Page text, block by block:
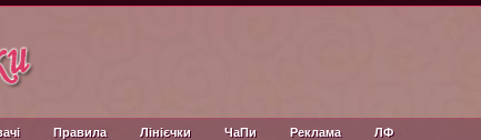
Правила Лінієчки ЧаПи Реклама ЛФ